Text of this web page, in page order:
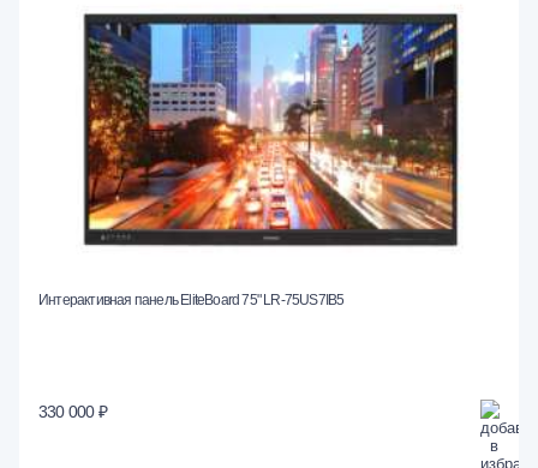
Интерактивная панель EliteBoard 75" LR-75US7IB5
330 000 ₽